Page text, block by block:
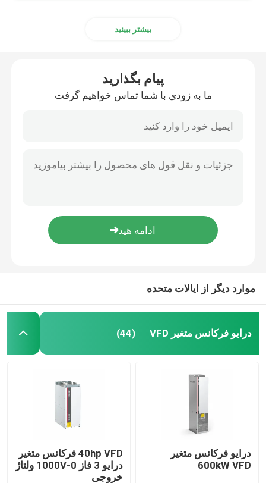
بیشتر ببینید
پیام بگذارید
ما به زودی با شما تماس خواهیم گرفت
موارد دیگر از ایالات متحده
درایو فرکانس متغیر VFD (44)
درایو فرکانس متغیر
600kW VFD
40hp VFD فرکانس متغیر
درایو 3 فاز 0-1000V ولتاژ
خروجی